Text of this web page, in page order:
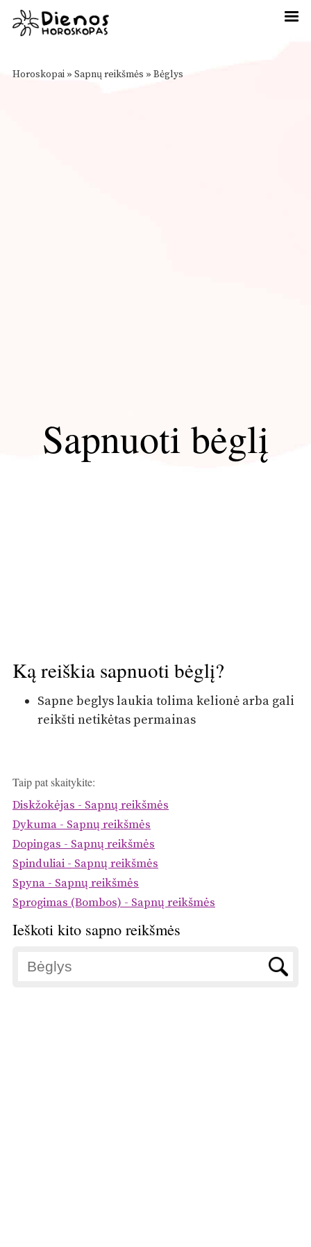
Horoskopai » Sapnų reikšmės » Bėglys
Sapnuoti bėglį
Ką reiškia sapnuoti bėglį?
Sapne beglys laukia tolima kelionė arba gali
reikšti netikėtas permainas
Taip pat skaitykite:
Diskžokėjas - Sapnų reikšmės
Dykuma - Sapnų reikšmės
Dopingas - Sapnų reikšmės
Spinduliai - Sapnų reikšmės
Spyna - Sapnų reikšmės
Sprogimas (Bombos) - Sapnų reikšmės
Ieškoti kito sapno reikšmės